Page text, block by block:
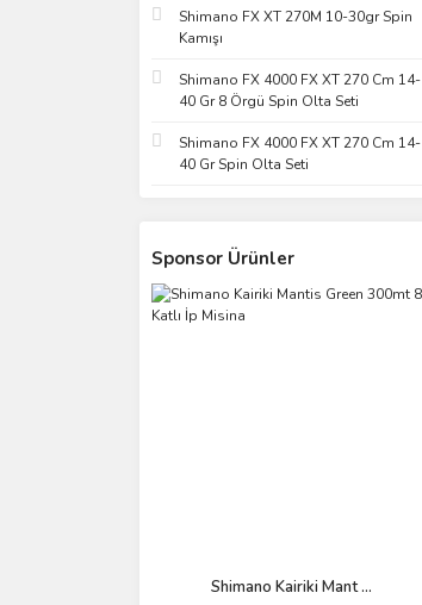
Shimano FX XT 270M 10-30gr Spin
Kamışı
Shimano FX 4000 FX XT 270 Cm 14-
40 Gr 8 Örgü Spin Olta Seti
Shimano FX 4000 FX XT 270 Cm 14-
40 Gr Spin Olta Seti
Sponsor Ürünler
Shimano Kairiki Mant ...